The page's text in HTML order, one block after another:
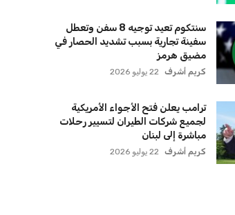
سنتكوم تعيد توجيه 8 سفن وتعطل
سفينة تجارية بسبب تشديد الحصار في
مضيق هرمز
كريم أشرف 22 يوليو 2026
ترامب يعلن فتح الأجواء الأمريكية
لجميع شركات الطيران لتسيير رحلات
مباشرة إلى لبنان
كريم أشرف 22 يوليو 2026